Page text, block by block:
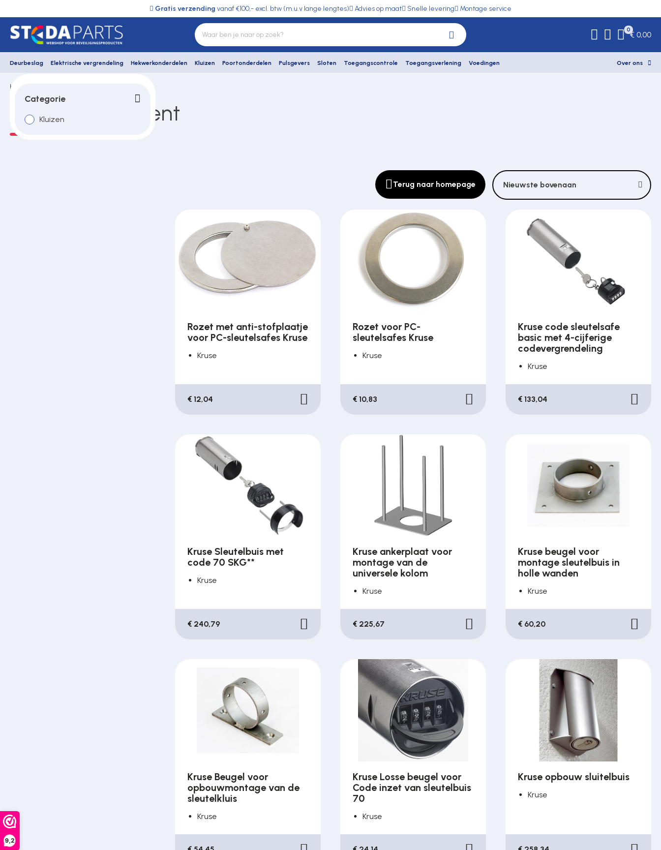
9,2
Gratis verzending vanaf €100,- excl. btw (m.u.v lange lengtes) Advies op maat Snelle levering Montage service
0
€ 0,00
Deurbeslag Elektrische vergrendeling Hekwerkonderdelen Kluizen Poortonderdelen Pulsgevers Sloten Toegangscontrole Toegangsverlening Voedingen Over ons
Elektrische vergrendeling
Home
Kruse assortiment
Terug naar homepage Nieuwste bovenaan
Categorie
Kluizen
Rozet met anti-stofplaatje
voor PC-sleutelsafes Kruse
Kruse
€ 12,04
Rozet voor PC-
sleutelsafes Kruse
Kruse
€ 10,83
Kruse code sleutelsafe
basic met 4-cijferige
codevergrendeling
Kruse
€ 133,04
Kruse Sleutelbuis met
code 70 SKG**
Kruse
€ 240,79
Kruse ankerplaat voor
montage van de
universele kolom
Kruse
€ 225,67
Kruse beugel voor
montage sleutelbuis in
holle wanden
Kruse
€ 60,20
Kruse Beugel voor
opbouwmontage van de
sleutelkluis
Kruse
Kruse Losse beugel voor
Code inzet van sleutelbuis
70
Kruse
Kruse opbouw sluitelbuis
Kruse